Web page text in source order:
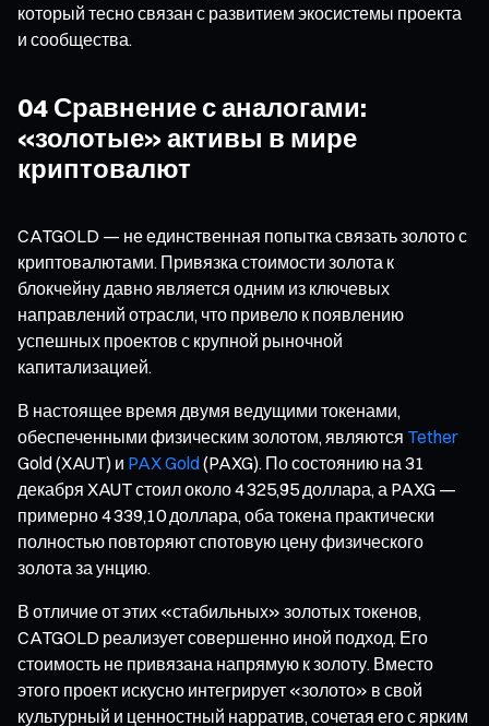
который тесно связан с развитием экосистемы проекта
и сообщества.
04 Сравнение с аналогами:
«золотые» активы в мире
криптовалют
CATGOLD — не единственная попытка связать золото с
криптовалютами. Привязка стоимости золота к
блокчейну давно является одним из ключевых
направлений отрасли, что привело к появлению
успешных проектов с крупной рыночной
капитализацией.
В настоящее время двумя ведущими токенами,
обеспеченными физическим золотом, являются Tether
Gold (XAUT) и PAX Gold(PAXG). По состоянию на 31
декабря XAUT стоил около 4 325,95 доллара, а PAXG —
примерно 4 339,10 доллара, оба токена практически
полностью повторяют спотовую цену физического
золота за унцию.
В отличие от этих «стабильных» золотых токенов,
CATGOLD реализует совершенно иной подход. Его
стоимость не привязана напрямую к золоту. Вместо
этого проект искусно интегрирует «золото» в свой
культурный и ценностный нарратив, сочетая его с ярким